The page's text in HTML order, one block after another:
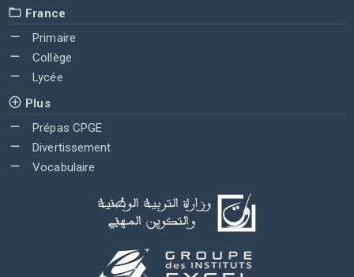
France
Primaire
Collège
Lycée
Plus
Prépas CPGE
Divertissement
Vocabulaire